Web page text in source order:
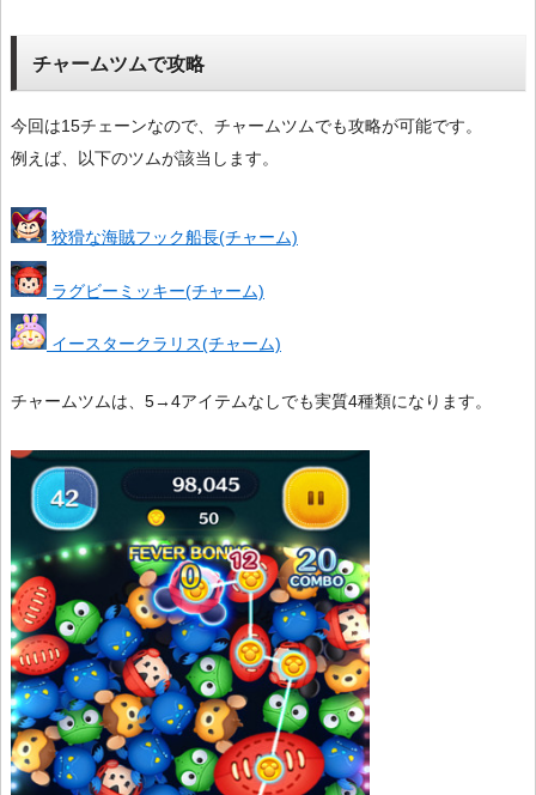
チャームツムで攻略
今回は15チェーンなので、チャームツムでも攻略が可能です。
例えば、以下のツムが該当します。
狡猾な海賊フック船長(チャーム)
ラグビーミッキー(チャーム)
イースタークラリス(チャーム)
チャームツムは、5→4アイテムなしでも実質4種類になります。